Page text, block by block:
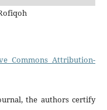
Commons Attribution-
the authors certify